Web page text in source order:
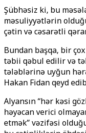
Şübhəsiz ki, bu
məsuliyyətlərin
çətin və cəsarətli
Bundan başqa, bir
təbii qəbul edilir və
tələblərinə uyğun
Hakan Fidan qeyd
Alyansın “hər kəsi
həyəcan verici
etmək” vəzifəsi